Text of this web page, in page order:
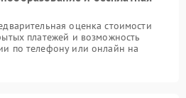
оценка стоимости
платежей и возможность
по телефону или онлайн на